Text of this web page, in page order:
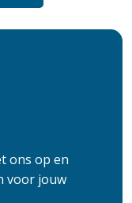
ons op en
voor jouw